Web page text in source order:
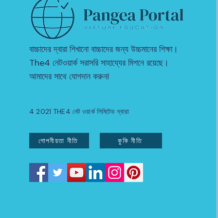
বাচ্চাদের দ্বারা শিখানো বাচ্চাদের জন্য উচ্চমানের শিক্ষা।
The4 নেটওয়ার্ক সরাসরি সাহায্যের মিশনে রয়েছে।
আমাদের সাথে যোগদান করুন!
4 2021 THE4 নেট ওয়ার্ক লিমিটেড দ্বারা
গোপনীয়তা নীতি কুকি নীতি